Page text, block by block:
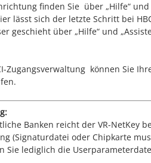
finden Sie über „Hilfe“ und
lässt sich der letzte Schritt bei
geschieht über „Hilfe“ und
Zugangsverwaltung können Sie
Banken reicht der VR-NetKey
(Signaturdatei oder Chipkarte
Sie lediglich die